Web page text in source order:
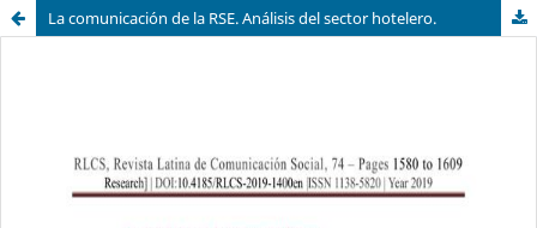
La comunicación de la RSE. Análisis del sector hotelero.